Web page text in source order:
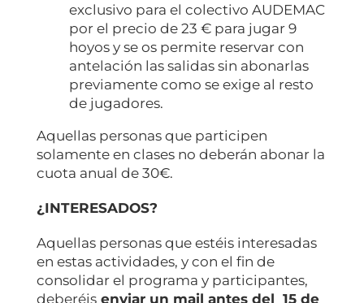
exclusivo para el colectivo AUDEMAC
por el precio de 23 € para jugar 9
hoyos y se os permite reservar con
antelación las salidas sin abonarlas
previamente como se exige al resto
de jugadores.
Aquellas personas que participen
solamente en clases no deberán abonar la
cuota anual de 30€.
¿INTERESADOS?
Aquellas personas que estéis interesadas
en estas actividades, y con el fin de
consolidar el programa y participantes,
deberéisenviar un mail antes del 15 de